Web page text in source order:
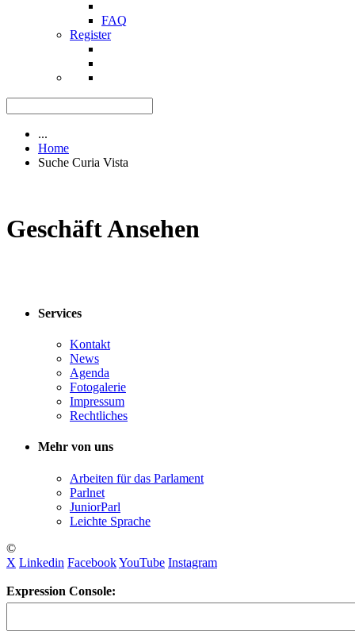
FAQ
Register
...
Home
Suche Curia Vista
Geschäft Ansehen
Services
Kontakt
News
Agenda
Fotogalerie
Impressum
Rechtliches
Mehr von uns
Arbeiten für das Parlament
Parlnet
JuniorParl
Leichte Sprache
©
X Linkedin FacebookYouTube Instagram
Expression Console: